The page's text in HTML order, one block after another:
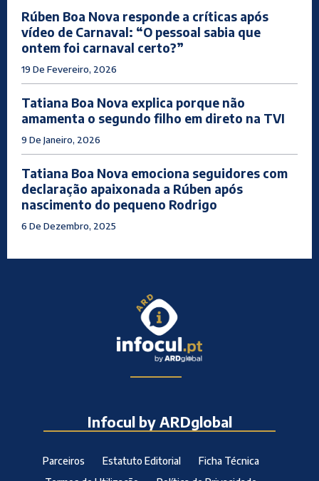
Rúben Boa Nova responde a críticas após
vídeo de Carnaval: “O pessoal sabia que
ontem foi carnaval certo?”
19 De Fevereiro, 2026
Tatiana Boa Nova explica porque não
amamenta o segundo filho em direto na TVI
9 De Janeiro, 2026
Tatiana Boa Nova emociona seguidores com
declaração apaixonada a Rúben após
nascimento do pequeno Rodrigo
6 De Dezembro, 2025
Infocul by ARDglobal
Parceiros Estatuto Editorial
Ficha Técnica